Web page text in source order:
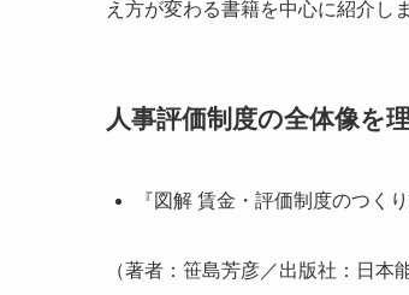
え方が変わる書籍を中心に紹介しま
人事評価制度の全体像を
『図解 賃金・評価制度のつくり
（著者：笹島芳彦／出版社：日本